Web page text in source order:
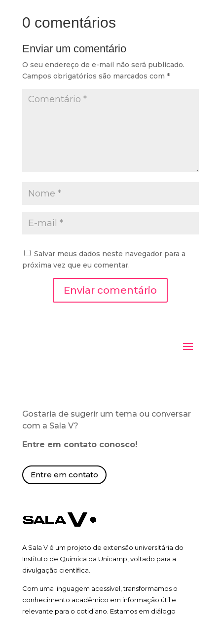
0 comentários
Enviar um comentário
O seu endereço de e-mail não será publicado.
Campos obrigatórios são marcados com *
Salvar meus dados neste navegador para a
próxima vez que eu comentar.
Enviar comentário
Gostaria de sugerir um tema ou conversar
com a Sala V?
Entre em contato conosco!
Entre em contato
A Sala V é um projeto de extensão universitária do
Instituto de Química da Unicamp, voltado para a
divulgação científica.
Com uma linguagem acessível, transformamos o
conhecimento acadêmico em informação útil e
relevante para o cotidiano. Estamos em diálogo